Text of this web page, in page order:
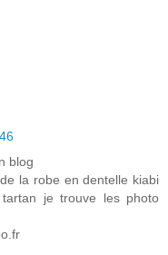
blog
la robe en dentelle kiabi
je trouve les photo